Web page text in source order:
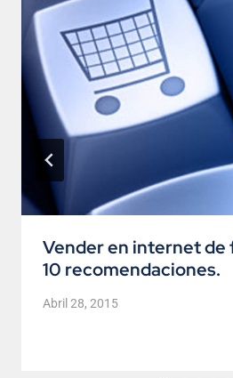
Vender en internet de
10 recomendaciones.
Abril 28, 2015